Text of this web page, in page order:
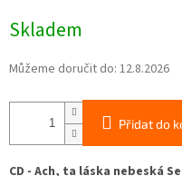
cena:
Skladem
Můžeme doručit do: 12.8.2026
Přidat do
CD - Ach, ta láska nebeská